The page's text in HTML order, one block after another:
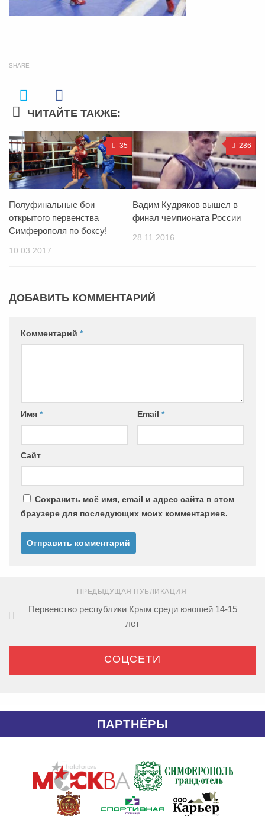
SHARE
ЧИТАЙТЕ ТАКЖЕ:
35
Полуфинальные бои
открытого первенства
Симферополя по боксу!
10.03.2017
286
Вадим Кудряков вышел в
финал чемпионата России
28.11.2016
ДОБАВИТЬ КОММЕНТАРИЙ
Комментарий *
Имя * Email *
Сайт
Сохранить моё имя, email и адрес сайта в этом
браузере для последующих моих комментариев.
ПРЕДЫДУЩАЯ ПУБЛИКАЦИЯ
Первенство республики Крым среди юношей 14-15
лет
СОЦСЕТИ
ПАРТНЁРЫ